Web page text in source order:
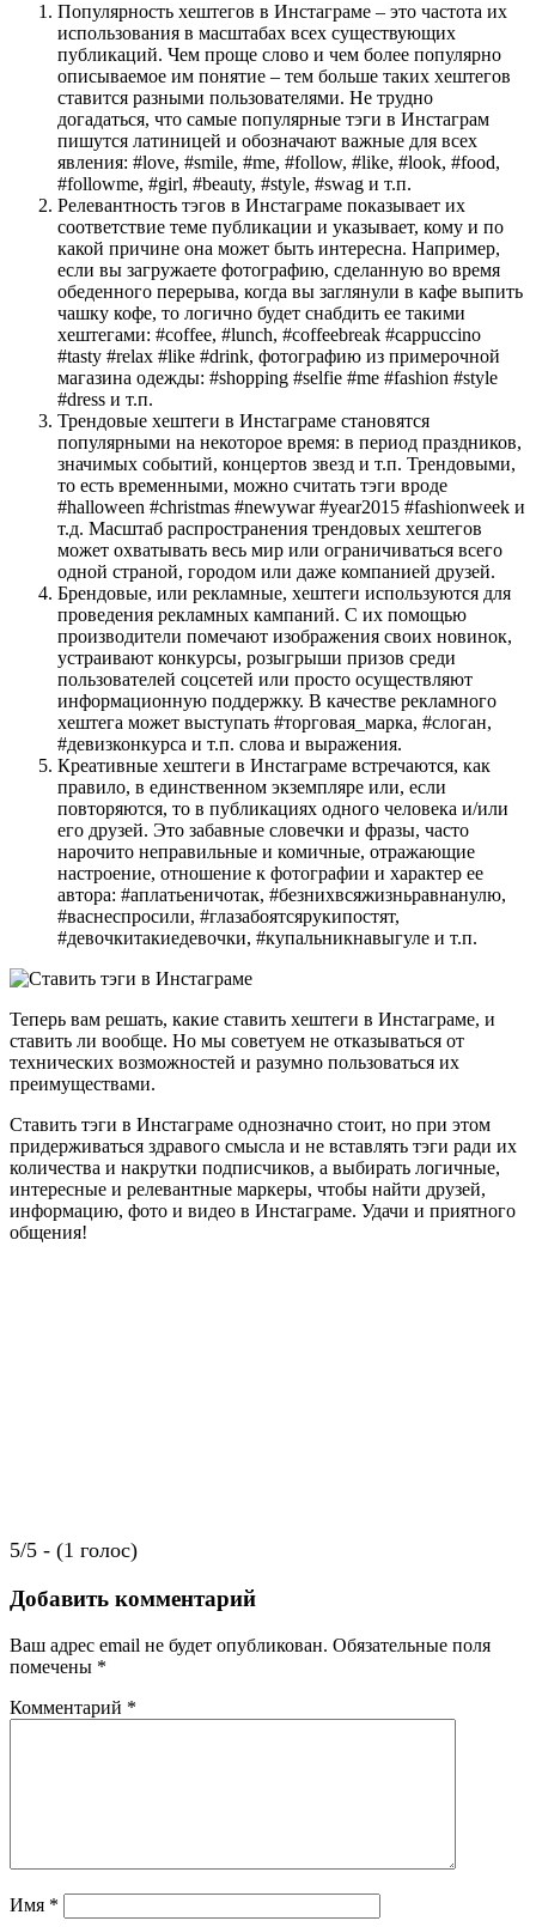
Популярность хештегов в Инстаграме – это частота их
использования в масштабах всех существующих
публикаций. Чем проще слово и чем более популярно
описываемое им понятие – тем больше таких хештегов
ставится разными пользователями. Не трудно
догадаться, что самые популярные тэги в Инстаграм
пишутся латиницей и обозначают важные для всех
явления: #love, #smile, #me, #follow, #like, #look, #food,
#followme, #girl, #beauty, #style, #swag и т.п.
Релевантность тэгов в Инстаграме показывает их
соответствие теме публикации и указывает, кому и по
какой причине она может быть интересна. Например,
если вы загружаете фотографию, сделанную во время
обеденного перерыва, когда вы заглянули в кафе выпить
чашку кофе, то логично будет снабдить ее такими
хештегами: #coffee, #lunch, #coffeebreak #cappuccino
#tasty #relax #like #drink, фотографию из примерочной
магазина одежды: #shopping #selfie #me #fashion #style
#dress и т.п.
Трендовые хештеги в Инстаграме становятся
популярными на некоторое время: в период праздников,
значимых событий, концертов звезд и т.п. Трендовыми,
то есть временными, можно считать тэги вроде
#halloween #christmas #newywar #year2015 #fashionweek и
т.д. Масштаб распространения трендовых хештегов
может охватывать весь мир или ограничиваться всего
одной страной, городом или даже компанией друзей.
Брендовые, или рекламные, хештеги используются для
проведения рекламных кампаний. С их помощью
производители помечают изображения своих новинок,
устраивают конкурсы, розыгрыши призов среди
пользователей соцсетей или просто осуществляют
информационную поддержку. В качестве рекламного
хештега может выступать #торговая_марка, #слоган,
#девизконкурса и т.п. слова и выражения.
Креативные хештеги в Инстаграме встречаются, как
правило, в единственном экземпляре или, если
повторяются, то в публикациях одного человека и/или
его друзей. Это забавные словечки и фразы, часто
нарочито неправильные и комичные, отражающие
настроение, отношение к фотографии и характер ее
автора: #аплатьеничотак, #безнихвсяжизньравнанулю,
#васнеспросили, #глазабоятсярукипостят,
#девочкитакиедевочки, #купальникнавыгуле и т.п.
Теперь вам решать, какие ставить хештеги в Инстаграме, и
ставить ли вообще. Но мы советуем не отказываться от
технических возможностей и разумно пользоваться их
преимуществами.
Ставить тэги в Инстаграме однозначно стоит, но при этом
придерживаться здравого смысла и не вставлять тэги ради их
количества и накрутки подписчиков, а выбирать логичные,
интересные и релевантные маркеры, чтобы найти друзей,
информацию, фото и видео в Инстаграме. Удачи и приятного
общения!
5/5 - (1 голос)
Добавить комментарий
Ваш адрес email не будет опубликован. Обязательные поля
помечены *
Комментарий *
Имя *